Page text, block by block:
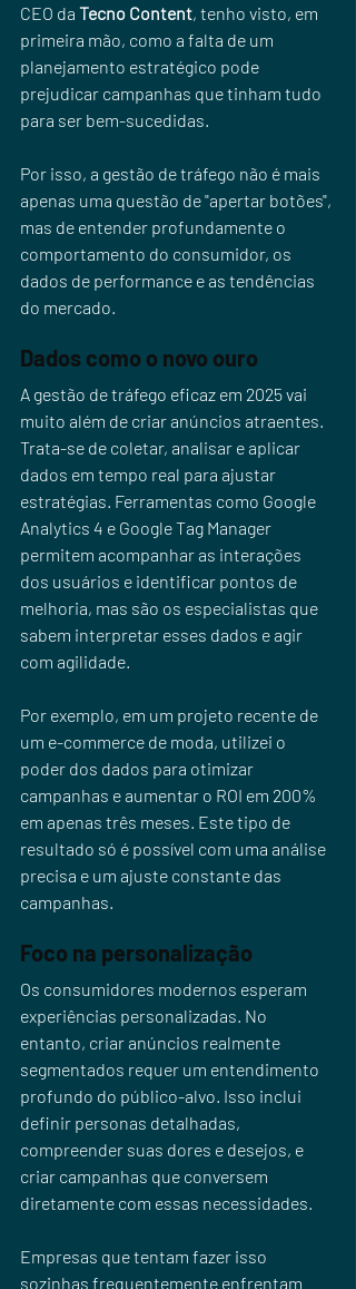
CEO da Tecno Content, tenho visto, em
primeira mão, como a falta de um
planejamento estratégico pode
prejudicar campanhas que tinham tudo
para ser bem-sucedidas.
Por isso, a gestão de tráfego não é mais
apenas uma questão de "apertar botões",
mas de entender profundamente o
comportamento do consumidor, os
dados de performance e as tendências
do mercado.
Dados como o novo ouro
A gestão de tráfego eficaz em 2025 vai
muito além de criar anúncios atraentes.
Trata-se de coletar, analisar e aplicar
dados em tempo real para ajustar
estratégias. Ferramentas como Google
Analytics 4 e Google Tag Manager
permitem acompanhar as interações
dos usuários e identificar pontos de
melhoria, mas são os especialistas que
sabem interpretar esses dados e agir
com agilidade.
Por exemplo, em um projeto recente de
um e-commerce de moda, utilizei o
poder dos dados para otimizar
campanhas e aumentar o ROI em 200%
em apenas três meses. Este tipo de
resultado só é possível com uma análise
precisa e um ajuste constante das
campanhas.
Foco na personalização
Os consumidores modernos esperam
experiências personalizadas. No
entanto, criar anúncios realmente
segmentados requer um entendimento
profundo do público-alvo. Isso inclui
definir personas detalhadas,
compreender suas dores e desejos, e
criar campanhas que conversem
diretamente com essas necessidades.
Empresas que tentam fazer isso
sozinhas frequentemente enfrentam